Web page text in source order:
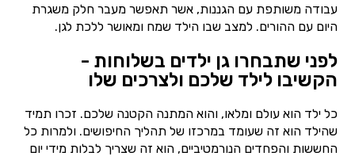
עבודה משותפת עם הגננות, אשר תאפשר מעבר חלק משגרת
היום עם ההורים. למצב שבו הילד שמח ומאושר ללכת לגן.
לפני שתבחרו גן ילדים בשלוחות -
הקשיבו לילד שלכם ולצרכים שלו
כל ילד הוא עולם ומלאו, והוא המתנה הקטנה שלכם. זכרו תמיד
שהילד הוא זה שעומד במרכזו של תהליך החיפושים. ולמרות כל
החששות והפחדים הנורמטיביים, הוא זה שצריך לבלות מידי יום